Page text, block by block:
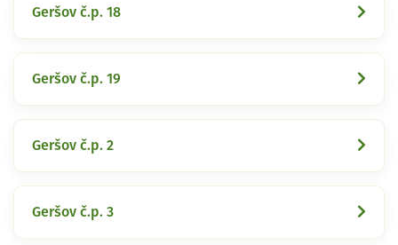
Geršov č.p. 18
Geršov č.p. 19
Geršov č.p. 2
Geršov č.p. 3